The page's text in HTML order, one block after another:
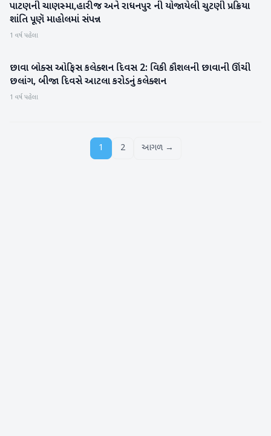
પાટણ
પાટણની ચાણસ્મા,હારીજ અને રાધનપુર ની યોજાયેલી ચુટણી પ્રક્રિયા
શાંતિ પૂણૅ માહોલમાં સંપન્ન
1 વર્ષ પહેલા
મનોરંજન
છાવા બોક્સ ઓફિસ કલેક્શન દિવસ 2: વિકી કૌશલની છાવાની ઊંચી
છલાંગ, બીજા દિવસે આટલા કરોડનું કલેક્શન
1 વર્ષ પહેલા
1 2 આગળ →